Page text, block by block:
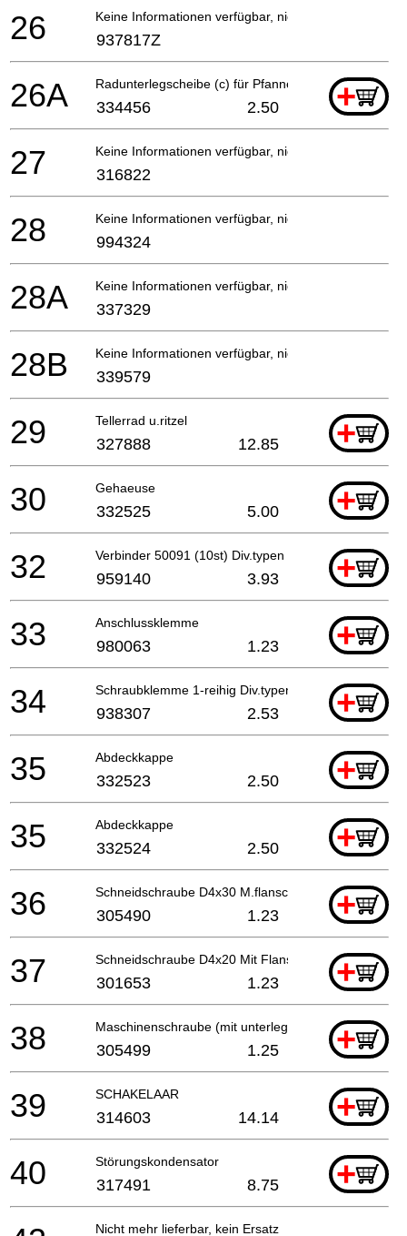
Keine Informationen verfügbar, nicht bestellbar
26 937817Z
Radunterlegscheibe (c) für Pfanne (120v)+
26A 334456 2.50
Keine Informationen verfügbar, nicht bestellbar
27 316822
Keine Informationen verfügbar, nicht bestellbar
28 994324
Keine Informationen verfügbar, nicht bestellbar
28A 337329
Keine Informationen verfügbar, nicht bestellbar
28B 339579
Tellerrad u.ritzel +
29 327888 12.85
Gehaeuse +
30 332525 5.00
Verbinder 50091 (10st) Div.typen +
32 959140 3.93
Anschlussklemme +
33 980063 1.23
Schraubklemme 1-reihig Div.typen Till 10.1999 For
+
34 938307 2.53
Abdeckkappe +
35 332523 2.50
Abdeckkappe +
35 332524 2.50
Schneidschraube D4x30 M.flansch (schwarz)
+
36 305490 1.23
Schneidschraube D4x20 Mit Flansch (schwarz), C8fs
+
37 301653 1.23
Maschinenschraube (mit unterlegscheibe) M3.5x6
+
38 305499 1.25
SCHAKELAAR +
39 314603 14.14
Störungskondensator +
40 317491 8.75
Nicht mehr lieferbar, kein Ersatz